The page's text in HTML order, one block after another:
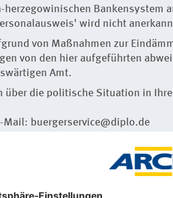
herzegowinischen Bankensystem
wird nicht
von Maßnahmen zur
von den hier aufgeführten
Amt.
über die politische Situation in
Mail: buergerservice@diplo.de
amt.de
in den tieferen Lagen von
ist es alpin geprägt und in der